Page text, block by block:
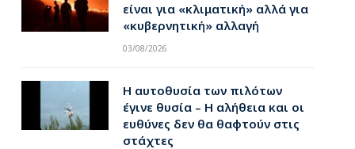
είναι για «κλιματική» αλλά για
«κυβερνητική» αλλαγή
03/08/2026
Η αυτοθυσία των πιλότων
έγινε θυσία – Η αλήθεια και οι
ευθύνες δεν θα θαφτούν στις
στάχτες